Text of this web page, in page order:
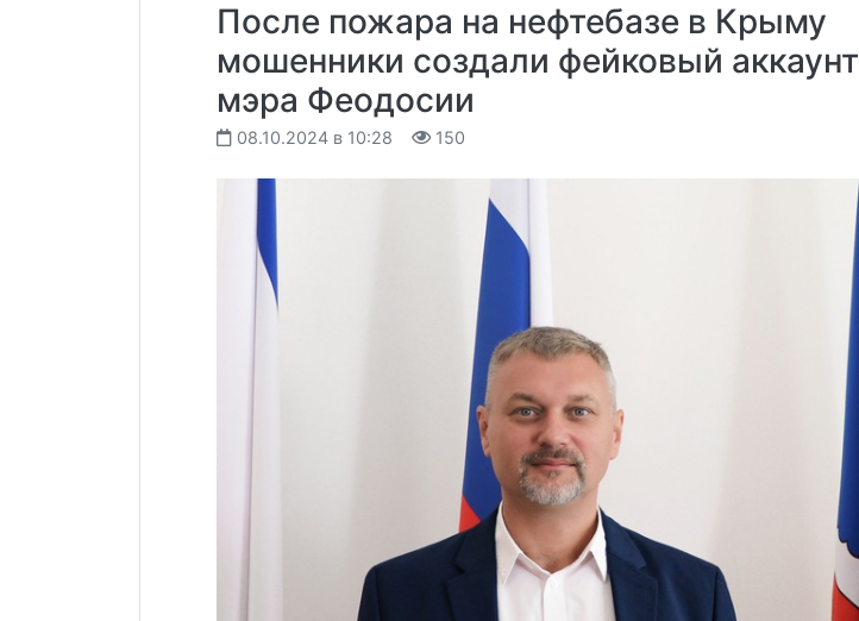
После пожара на нефтебазе в Крыму
мошенники создали фейковый аккаунт
мэра Феодосии
08.10.2024 в 10:28 150